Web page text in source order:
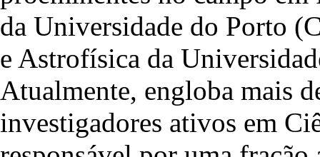
da Universidade do Porto
e Astrofísica da
Atualmente, engloba mais
investigadores ativos em